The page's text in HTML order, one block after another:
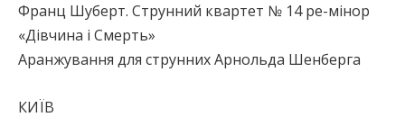
Франц Шуберт. Струнний квартет № 14 ре-мінор
«Дівчина і Смерть»
Аранжування для струнних Арнольда Шенберга
КИЇВ